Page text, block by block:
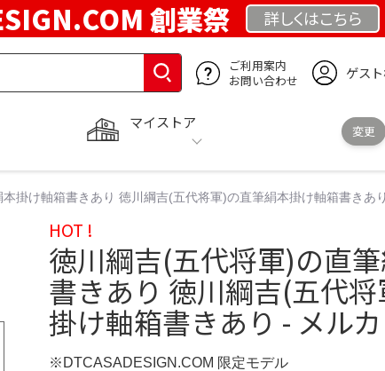
創業祭 詳しくはこちら
ご利用案内
お問い合わせ
ゲス
マイストア
変更
掛け軸箱書きあり 徳川綱吉(五代将軍)の直筆絹本掛け軸箱書きあ
HOT !
徳川綱吉(五代将軍)の直
書きあり 徳川綱吉(五代
掛け軸箱書きあり - メル
※DTCASADESIGN.COM 限定モデル